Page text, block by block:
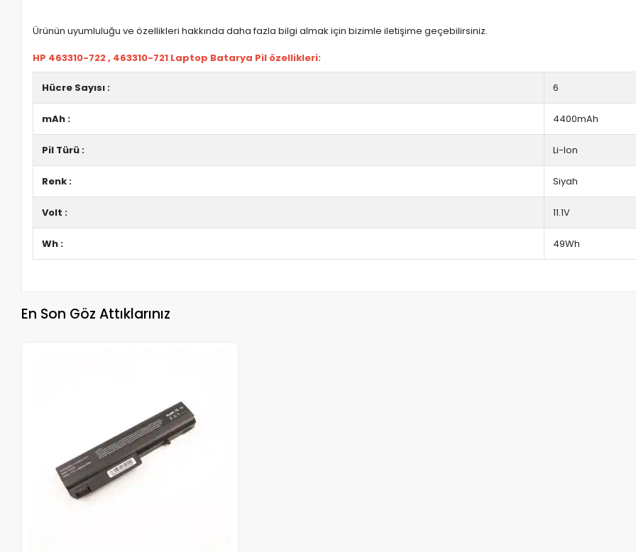
Ürünün uyumluluğu ve özellikleri hakkında daha fazla bilgi almak için bizimle iletişime geçebilirsiniz.
HP 463310-722 , 463310-721 Laptop Batarya Pil özellikleri:
Hücre Sayısı : 6
mAh : 4400mAh
Pil Türü : Li-Ion
Renk : Siyah
Volt : 11.1V
Wh : 49Wh
En Son Göz Attıklarınız